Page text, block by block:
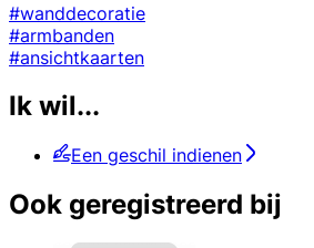
#wanddecoratie
#armbanden
#ansichtkaarten
Ik wil...
Een geschil indienen
Ook geregistreerd bij